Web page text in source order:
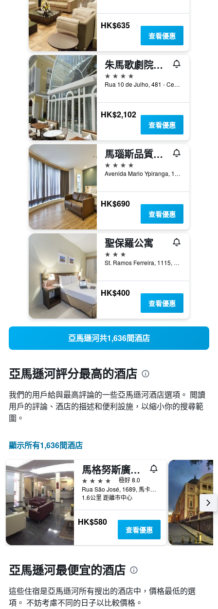
HK$635
查看優惠
朱馬歌劇院飯店
4星級
Rua 10 de Julho, 481 - Centro, 馬瑙斯, 巴西
HK$2,102
查看優惠
馬瑙斯品質酒店
4星級
Avenida Mario Ypiranga, 1090, 馬瑙斯, 巴西
HK$690
查看優惠
聖保羅公寓
3星級
St. Ramos Ferreira, 1115, 馬瑙斯, 巴西
HK$400
查看優惠
亞馬遜河共1,636間酒店
亞馬遜河評分最高的酒店
我們的用戶給與最高評論的一些亞馬遜河酒店選項。 閲讀
用戶的評論、酒店的描述和便利設施，以縮小你的搜尋範
圍。
顯示所有1,636間酒店
馬格努斯廣場酒店
4星級
極好 8.0
Rua São José, 1689, 馬卡帕, 巴西
1.6公里 距離市中心
HK$580
查看優惠
亞馬遜河最便宜的酒店
這些住宿是亞馬遜河所有搜出的酒店中，價格最低的選
項。 不妨考慮不同的日子以比較價格。